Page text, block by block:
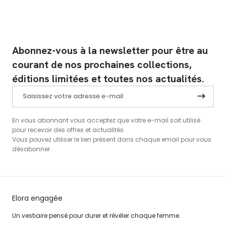
Abonnez-vous à la newsletter pour être au
courant de nos prochaines collections,
éditions limitées et toutes nos actualités.
En vous abonnant vous acceptez que votre e-mail soit utilisé
pour recevoir des offres et actualités.
Vous pouvez utiliser le lien présent dans chaque email pour vous
désabonner.
Elora engagée
Un vestiaire pensé pour durer et révéler chaque femme.